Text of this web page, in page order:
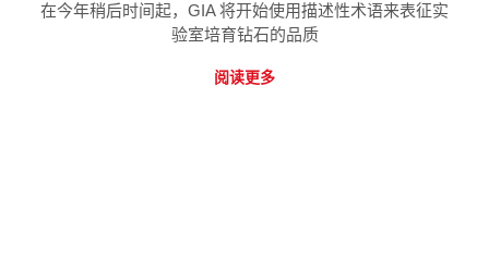
在今年稍后时间起，GIA 将开始使用描述性术语来表征实
验室培育钻石的品质
阅读更多